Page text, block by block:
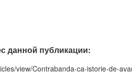
данной публикации:
view/Contrabanda-ca-istorie-de-